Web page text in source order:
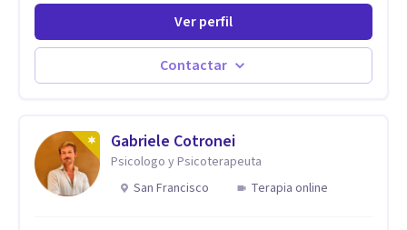
privada. Utilizo terapias cognitivas conductuales basadas en
evidencia científica con comprobados resultados. Los
objetivos terapéuticos están centrados en brindar
herramientas concretas para el cambio, que permitan
desarrollar nuevas habilidades y estrategias basadas en la
Ver perfil
Contactar
Gabriele Cotronei
Psicologo y Psicoterapeuta
San Francisco
Terapia online